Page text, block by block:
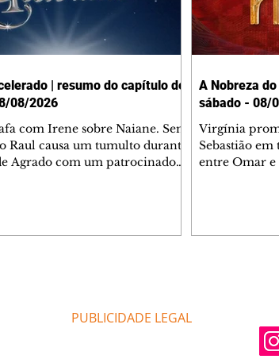
| resumo do capítulo de
08/2026
com Irene sobre Naiane. Sem
Raul causa um tumulto durante
Agrado com um patrocinador.
dos dois.
A Nobreza
sábado - 08/
Virgínia
Sebastião
entre Omar
comentam
tungstênio
PUBLICIDADE LEGAL